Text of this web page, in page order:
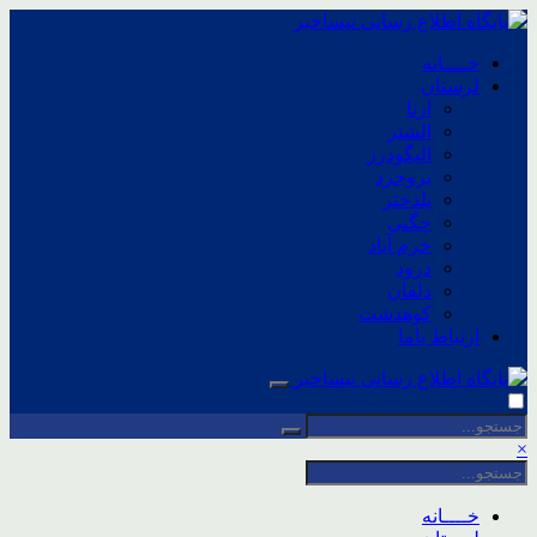
خــــانه
لرستان
ازنا
الشتر
الیگودرز
بروجرد
پلدختر
چگنی
خرم آباد
درود
دلفان
کوهدشت
ارتباط باما
×
خــــانه